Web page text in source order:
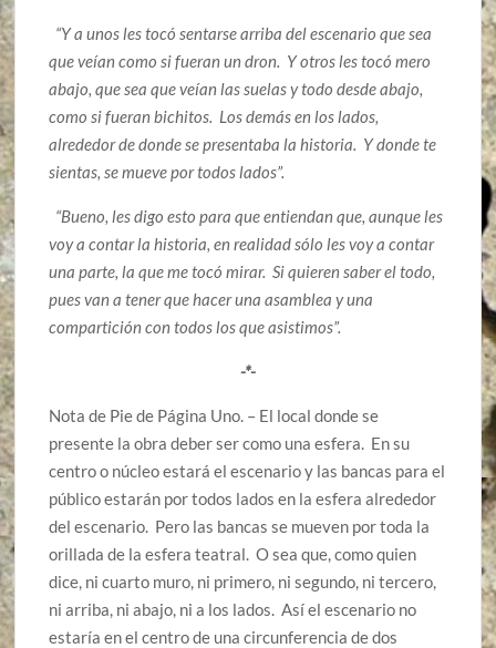
“Y a unos les tocó sentarse arriba del escenario que sea
que veían como si fueran un dron. Y otros les tocó mero
abajo, que sea que veían las suelas y todo desde abajo,
como si fueran bichitos. Los demás en los lados,
alrededor de donde se presentaba la historia. Y donde te
sientas, se mueve por todos lados”.
“Bueno, les digo esto para que entiendan que, aunque les
voy a contar la historia, en realidad sólo les voy a contar
una parte, la que me tocó mirar. Si quieren saber el todo,
pues van a tener que hacer una asamblea y una
compartición con todos los que asistimos”.
-*-
Nota de Pie de Página Uno. – El local donde se
presente la obra deber ser como una esfera. En su
centro o núcleo estará el escenario y las bancas para el
público estarán por todos lados en la esfera alrededor
del escenario. Pero las bancas se mueven por toda la
orillada de la esfera teatral. O sea que, como quien
dice, ni cuarto muro, ni primero, ni segundo, ni tercero,
ni arriba, ni abajo, ni a los lados. Así el escenario no
estaría en el centro de una circunferencia de dos